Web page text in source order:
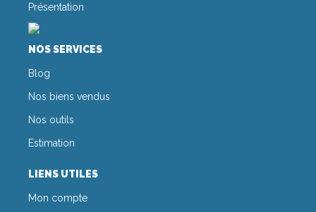
Présentation
NOS SERVICES
Blog
Nos biens vendus
Nos outils
Estimation
LIENS UTILES
Mon compte